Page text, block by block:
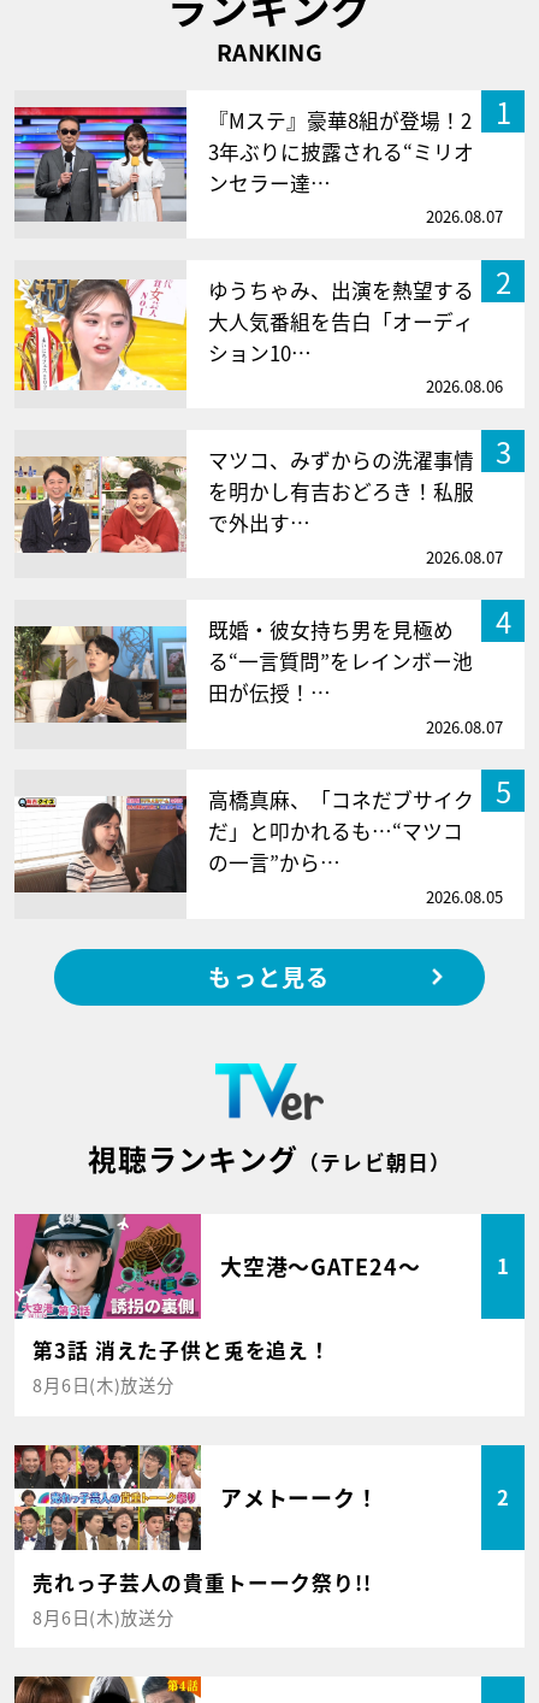
RANKING
1
『Mステ』豪華8組が登場！2
3年ぶりに披露される“ミリオ
ンセラー達…
2026.08.07
2
ゆうちゃみ、出演を熱望する
大人気番組を告白「オーディ
ション10…
2026.08.06
3
マツコ、みずからの洗濯事情
を明かし有吉おどろき！私服
で外出す…
2026.08.07
4
既婚・彼女持ち男を見極め
る“一言質問”をレインボー池
田が伝授！…
2026.08.07
5
高橋真麻、「コネだブサイク
だ」と叩かれるも…“マツコ
の一言”から…
2026.08.05
もっと見る
視聴ランキング （テレビ朝日）
大空港～GATE24～ 1
第3話 消えた子供と兎を追え！
8月6日(木)放送分
アメトーーク！ 2
売れっ子芸人の貴重トーーク祭り!!
8月6日(木)放送分